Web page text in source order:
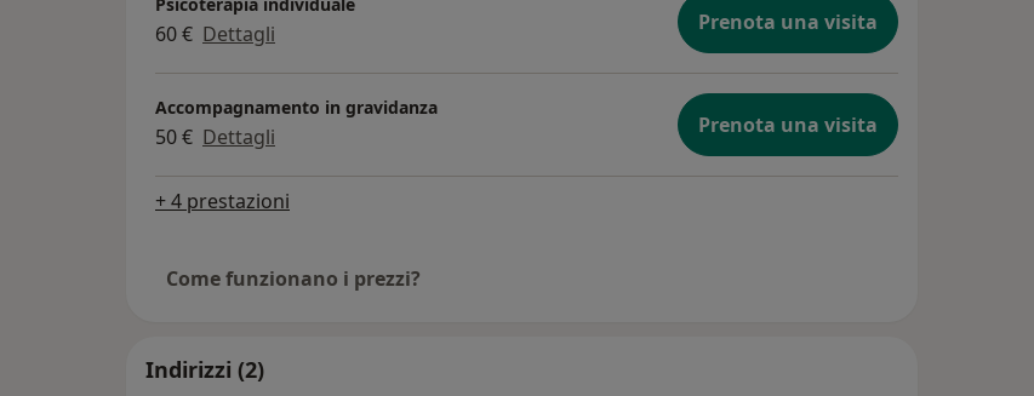
Psicoterapia individuale
60 € Dettagli Prenota una visita
Accompagnamento in gravidanza
50 € Dettagli Prenota una visita
+ 4 prestazioni
Come funzionano i prezzi?
Indirizzi (2)